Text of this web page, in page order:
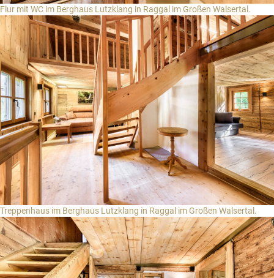
Flur mit WC im Berghaus Lutzklang in Raggal im Großen Walsertal.
Treppenhaus im Berghaus Lutzklang in Raggal im Großen Walsertal.